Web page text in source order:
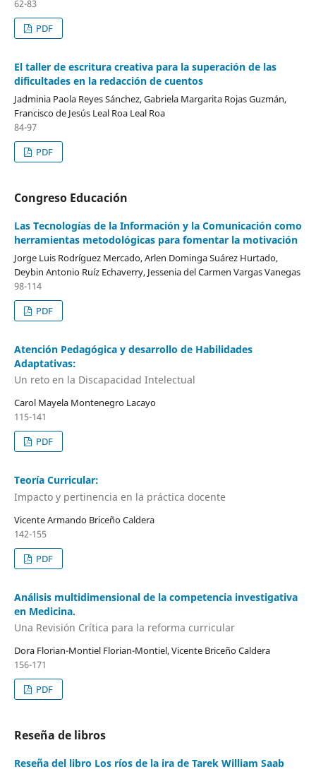
62-83
PDF
El taller de escritura creativa para la superación de las
dificultades en la redacción de cuentos
Jadminia Paola Reyes Sánchez, Gabriela Margarita Rojas Guzmán,
Francisco de Jesús Leal Roa Leal Roa
84-97
PDF
Congreso Educación
Las Tecnologías de la Información y la Comunicación como
herramientas metodológicas para fomentar la motivación
Jorge Luis Rodríguez Mercado, Arlen Dominga Suárez Hurtado,
Deybin Antonio Ruíz Echaverry, Jessenia del Carmen Vargas Vanegas
98-114
PDF
Atención Pedagógica y desarrollo de Habilidades
Adaptativas:
Un reto en la Discapacidad Intelectual
Carol Mayela Montenegro Lacayo
115-141
PDF
Teoría Curricular:
Impacto y pertinencia en la práctica docente
Vicente Armando Briceño Caldera
142-155
PDF
Análisis multidimensional de la competencia investigativa
en Medicina.
Una Revisión Crítica para la reforma curricular
Dora Florian-Montiel Florian-Montiel, Vicente Briceño Caldera
156-171
PDF
Reseña de libros
Reseña del libro Los ríos de la ira de Tarek William Saab